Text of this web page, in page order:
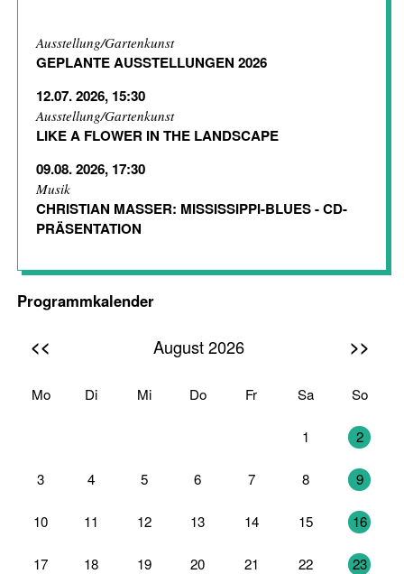
Ausstellung/Gartenkunst
GEPLANTE AUSSTELLUNGEN 2026
12.07. 2026, 15:30
Ausstellung/Gartenkunst
LIKE A FLOWER IN THE LANDSCAPE
09.08. 2026, 17:30
Musik
CHRISTIAN MASSER: MISSISSIPPI-BLUES - CD-
PRÄSENTATION
Programmkalender
<< August 2026 >>
Mo Di Mi Do Fr Sa So
1 2
3 4 5 6 7 8 9
10 11 12 13 14 15 16
17 18 19 20 21 22 23